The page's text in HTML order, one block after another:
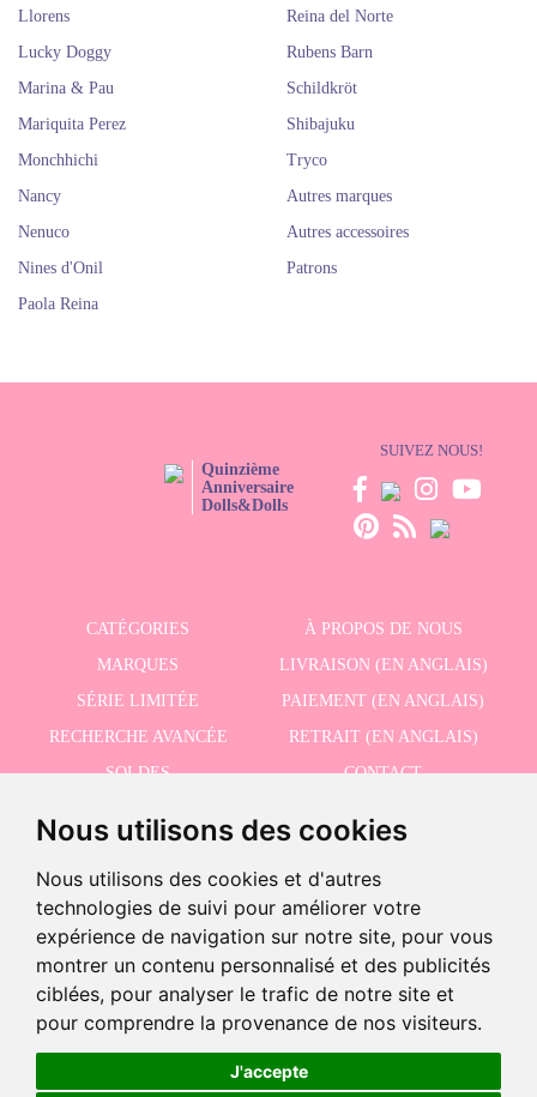
Nous utilisons des cookies
Nous utilisons des cookies et d'autres
technologies de suivi pour améliorer votre
expérience de navigation sur notre site, pour vous
montrer un contenu personnalisé et des publicités
ciblées, pour analyser le trafic de notre site et
pour comprendre la provenance de nos visiteurs.
J'accepte
18,95 € +
-
Llorens
Lucky Doggy
Marina & Pau
Mariquita Perez
Monchhichi
Nancy
Nenuco
Nines d'Onil
Paola Reina
Reina del Norte
Rubens Barn
Schildkröt
Shibajuku
Tryco
Autres marques
Autres accessoires
Patrons
Quinzième
Anniversaire
Dolls&Dolls
SUIVEZ NOUS!
CATÉGORIES
À PROPOS DE NOUS
MARQUES
LIVRAISON (EN ANGLAIS)
SÉRIE LIMITÉE
PAIEMENT (EN ANGLAIS)
RECHERCHE AVANCÉE
RETRAIT (EN ANGLAIS)
SOLDES
CONTACT
J'accepte la politique de confidentialité